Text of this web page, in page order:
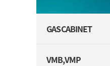
GAS CABINET
VMB, VMP